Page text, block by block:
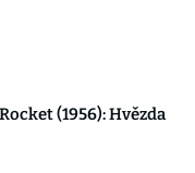
(1956): Hvězda